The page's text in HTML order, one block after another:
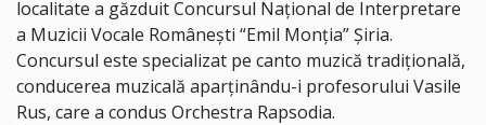
localitate a găzduit Concursul Național de Interpretare
a Muzicii Vocale Românești “Emil Monția” Șiria.
Concursul este specializat pe canto muzică tradițională,
conducerea muzicală aparținându-i profesorului Vasile
Rus, care a condus Orchestra Rapsodia.